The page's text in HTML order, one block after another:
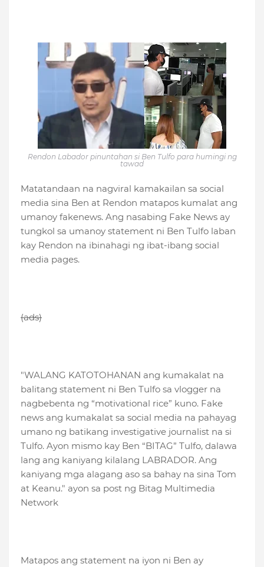
Rendon Labador pinuntahan si Ben Tulfo para humingi ng
tawad
Matatandaan na nagviral kamakailan sa social
media sina Ben at Rendon matapos kumalat ang
umanoy fakenews. Ang nasabing Fake News ay
tungkol sa umanoy statement ni Ben Tulfo laban
kay Rendon na ibinahagi ng ibat-ibang social
media pages.
(ads)
"WALANG KATOTOHANAN ang kumakalat na
balitang statement ni Ben Tulfo sa vlogger na
nagbebenta ng “motivational rice” kuno. Fake
news ang kumakalat sa social media na pahayag
umano ng batikang investigative journalist na si
Tulfo. Ayon mismo kay Ben “BITAG” Tulfo, dalawa
lang ang kaniyang kilalang LABRADOR. Ang
kaniyang mga alagang aso sa bahay na sina Tom
at Keanu." ayon sa post ng Bitag Multimedia
Network
Matapos ang statement na iyon ni Ben ay